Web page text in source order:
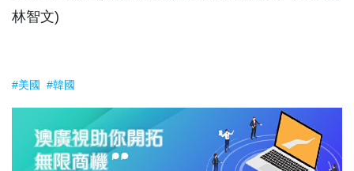
林智文)
#美國 #韓國